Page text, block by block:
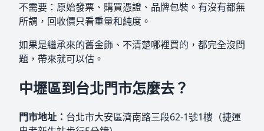
不需要：原始發票、購買憑證、品牌包裝。有沒有都無
所謂，回收價只看重量和純度。
如果是繼承來的舊金飾、不清楚哪裡買的，都完全沒問
題，帶來就可以估。
中壢區到台北門市怎麼去？
門市地址： 台北市大安區濟南路三段62-1號1樓（捷運